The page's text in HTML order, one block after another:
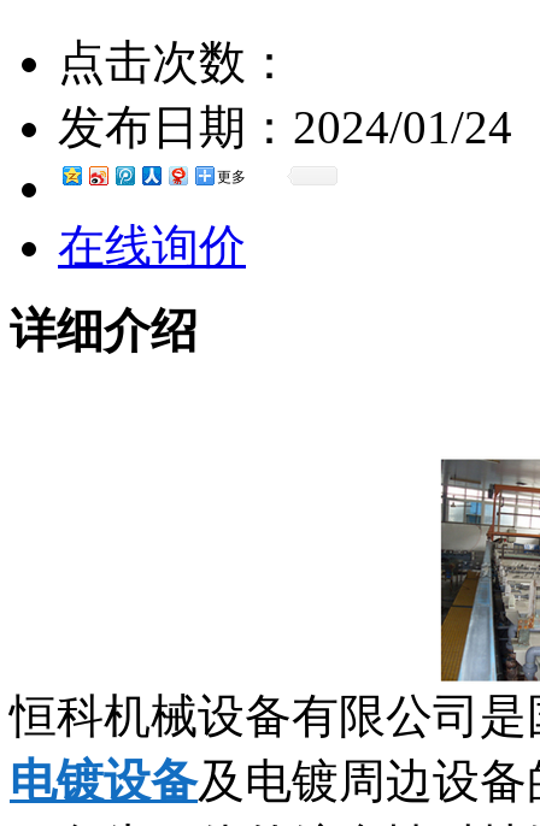
点击次数：
发布日期： 2024/01/24
更多
在线询价
详细介绍
恒科机械设备有限公司
电镀设备及电镀周边设